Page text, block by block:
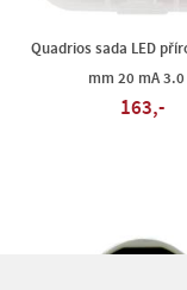
Quadrios sada LED
mm 20 mA 3.0
163,-